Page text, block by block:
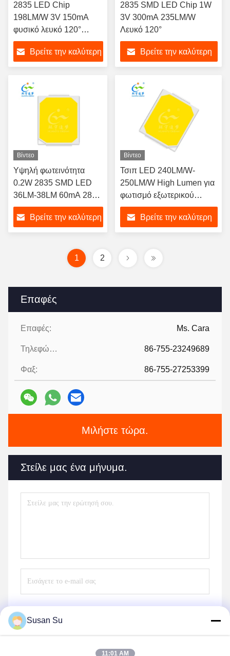
Επαφές
Επαφές: Ms. Cara
Τηλεφώνημα: 86-755-23249689
Φαξ: 86-755-27253399
Μιλήστε τώρα.
Στείλε μας ένα μήνυμα.
2835 LED Chip
198LM/W 3V 150mA
φυσικό λευκό 120°
γωνία θέασης
Βρείτε την καλύτερη
2835 SMD LED Chip 1W
3V 300mA 235LM/W
Λευκό 120°
Βρείτε την καλύτερη
Βίντεο
Υψηλή φωτεινότητα
0.2W 2835 SMD LED
36LM-38LM 60mA 2835
3030 LED Chip
Βρείτε την καλύτερη
Βίντεο
Τσιπ LED 240LM/W-
250LM/W High Lumen για
φωτισμό εξωτερικού
χώρου
Βρείτε την καλύτερη
1 2
Susan Su
11:01 AM